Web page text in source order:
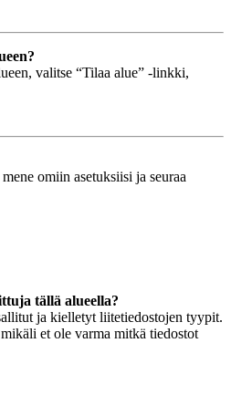
valitse “Tilaa alue” -linkki,
omiin asetuksiisi ja seuraa
tällä alueella?
ja kielletyt liitetiedostojen tyypit.
et ole varma mitkä tiedostot